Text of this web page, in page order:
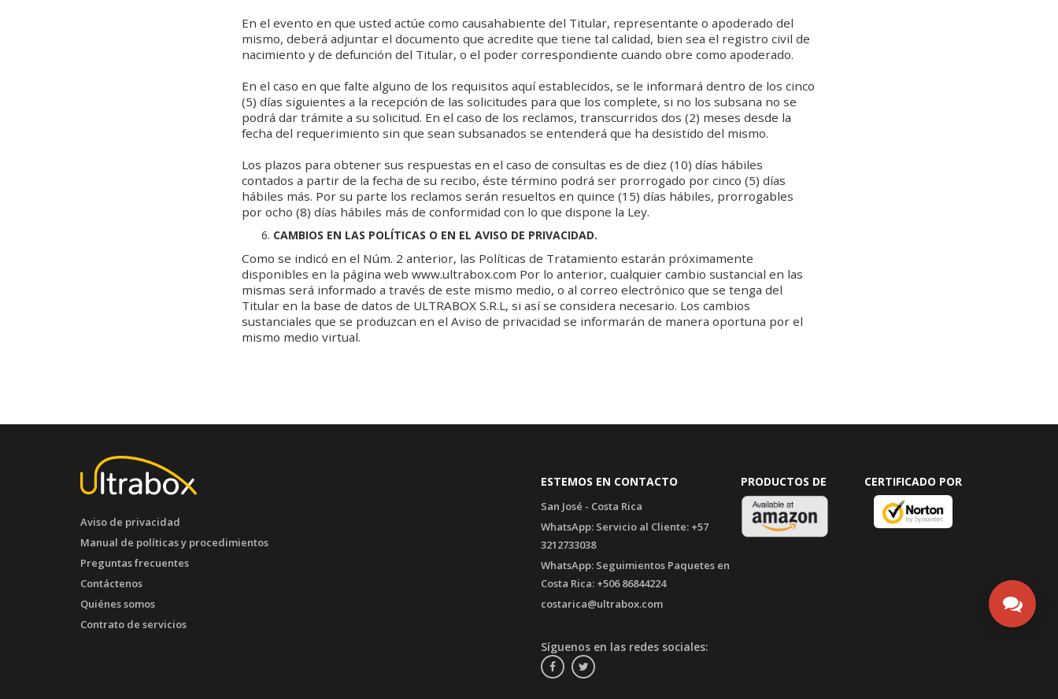
En el evento en que usted actúe como causahabiente del Titular, representante o apoderado del
mismo, deberá adjuntar el documento que acredite que tiene tal calidad, bien sea el registro civil de
nacimiento y de defunción del Titular, o el poder correspondiente cuando obre como apoderado.
En el caso en que falte alguno de los requisitos aquí establecidos, se le informará dentro de los cinco
(5) días siguientes a la recepción de las solicitudes para que los complete, si no los subsana no se
podrá dar trámite a su solicitud. En el caso de los reclamos, transcurridos dos (2) meses desde la
fecha del requerimiento sin que sean subsanados se entenderá que ha desistido del mismo.
Los plazos para obtener sus respuestas en el caso de consultas es de diez (10) días hábiles
contados a partir de la fecha de su recibo, éste término podrá ser prorrogado por cinco (5) días
hábiles más. Por su parte los reclamos serán resueltos en quince (15) días hábiles, prorrogables
por ocho (8) días hábiles más de conformidad con lo que dispone la Ley.
CAMBIOS EN LAS POLÍTICAS O EN EL AVISO DE PRIVACIDAD.
Como se indicó en el Núm. 2 anterior, las Políticas de Tratamiento estarán próximamente
disponibles en la página web www.ultrabox.com Por lo anterior, cualquier cambio sustancial en las
mismas será informado a través de este mismo medio, o al correo electrónico que se tenga del
Titular en la base de datos de ULTRABOX S.R.L, si así se considera necesario. Los cambios
sustanciales que se produzcan en el Aviso de privacidad se informarán de manera oportuna por el
mismo medio virtual.
Aviso de privacidad
Manual de políticas y procedimientos
Preguntas frecuentes
Contáctenos
Quiénes somos
Contrato de servicios
ESTEMOS EN CONTACTO
San José - Costa Rica
WhatsApp: Servicio al Cliente: +57
3212733038
WhatsApp: Seguimientos Paquetes en
Costa Rica: +506 86844224
costarica@ultrabox.com
Síguenos en las redes sociales:
PRODUCTOS DE CERTIFICADO POR